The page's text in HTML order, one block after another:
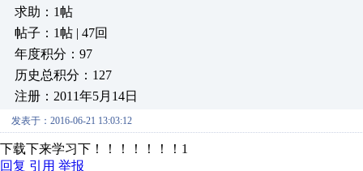
求助：1帖
帖子：1帖 | 47回
年度积分：97
历史总积分：127
注册：2011年5月14日
发表于：2016-06-21 13:03:12
下载下来学习下！！！！！！！1
回复 引用 举报